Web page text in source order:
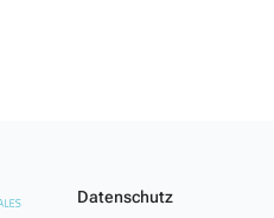
Datenschutz